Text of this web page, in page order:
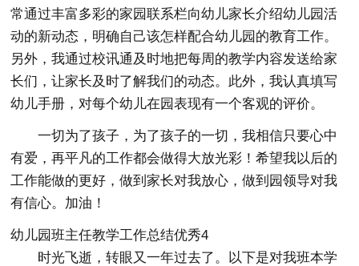
常通过丰富多彩的家园联系栏向幼儿家长介绍幼儿园活
动的新动态，明确自己该怎样配合幼儿园的教育工作。
另外，我通过校讯通及时地把每周的教学内容发送给家
长们，让家长及时了解我们的动态。此外，我认真填写
幼儿手册，对每个幼儿在园表现有一个客观的评价。
一切为了孩子，为了孩子的一切，我相信只要心中
有爱，再平凡的工作都会做得大放光彩！希望我以后的
工作能做的更好，做到家长对我放心，做到园领导对我
有信心。加油！
幼儿园班主任教学工作总结优秀4
时光飞逝，转眼又一年过去了。以下是对我班本学